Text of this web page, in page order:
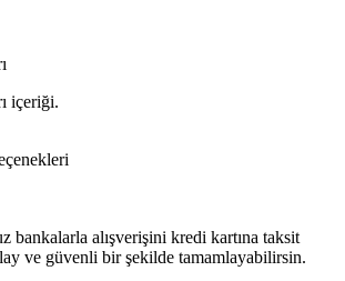
içeriği.
bankalarla alışverişini kredi kartına taksit
ve güvenli bir şekilde tamamlayabilirsin.